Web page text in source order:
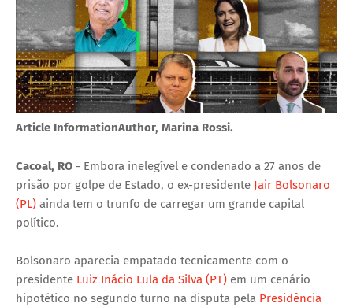
Article InformationAuthor, Marina Rossi.
Cacoal, RO - Embora inelegível e condenado a 27 anos de
prisão por golpe de Estado, o ex-presidente Jair Bolsonaro
(PL) ainda tem o trunfo de carregar um grande capital
político.
Bolsonaro aparecia empatado tecnicamente com o
presidente Luiz Inácio Lula da Silva (PT) em um cenário
hipotético no segundo turno na disputa pela Presidência